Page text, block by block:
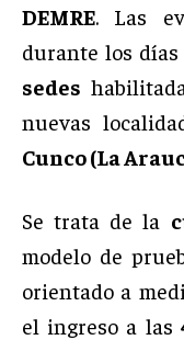
DEMRE. Las
durante los días
sedes
nuevas
Cunco (La
Se trata de la
modelo de
orientado a
el ingreso a las